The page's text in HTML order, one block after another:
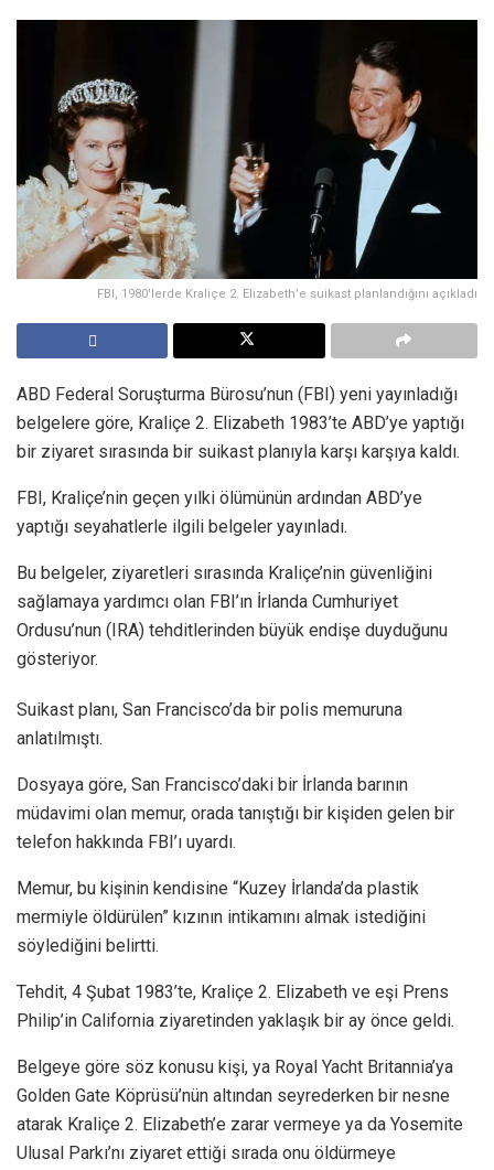
FBI, 1980'lerde Kraliçe 2. Elizabeth’e suikast planlandığını açıkladı
ABD Federal Soruşturma Bürosu’nun (FBI) yeni yayınladığı
belgelere göre, Kraliçe 2. Elizabeth 1983’te ABD’ye yaptığı
bir ziyaret sırasında bir suikast planıyla karşı karşıya kaldı.
FBI, Kraliçe’nin geçen yılki ölümünün ardından ABD’ye
yaptığı seyahatlerle ilgili belgeler yayınladı.
Bu belgeler, ziyaretleri sırasında Kraliçe’nin güvenliğini
sağlamaya yardımcı olan FBI’ın İrlanda Cumhuriyet
Ordusu’nun (IRA) tehditlerinden büyük endişe duyduğunu
gösteriyor.
Suikast planı, San Francisco’da bir polis memuruna
anlatılmıştı.
Dosyaya göre, San Francisco’daki bir İrlanda barının
müdavimi olan memur, orada tanıştığı bir kişiden gelen bir
telefon hakkında FBI’ı uyardı.
Memur, bu kişinin kendisine “Kuzey İrlanda’da plastik
mermiyle öldürülen” kızının intikamını almak istediğini
söylediğini belirtti.
Tehdit, 4 Şubat 1983’te, Kraliçe 2. Elizabeth ve eşi Prens
Philip’in California ziyaretinden yaklaşık bir ay önce geldi.
Belgeye göre söz konusu kişi, ya Royal Yacht Britannia’ya
Golden Gate Köprüsü’nün altından seyrederken bir nesne
atarak Kraliçe 2. Elizabeth’e zarar vermeye ya da Yosemite
Ulusal Parkı’nı ziyaret ettiği sırada onu öldürmeye